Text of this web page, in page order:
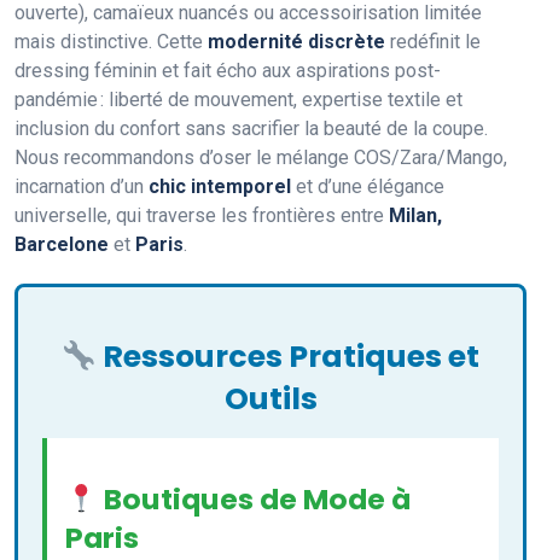
ouverte), camaïeux nuancés ou accessoirisation limitée
mais distinctive. Cette modernité discrète redéfinit le
dressing féminin et fait écho aux aspirations post-
pandémie : liberté de mouvement, expertise textile et
inclusion du confort sans sacrifier la beauté de la coupe.
Nous recommandons d’oser le mélange COS/Zara/Mango,
incarnation d’un chic intemporel et d’une élégance
universelle, qui traverse les frontières entre Milan,
Barcelone et Paris.
Ressources Pratiques et
Outils
Boutiques de Mode à
Paris